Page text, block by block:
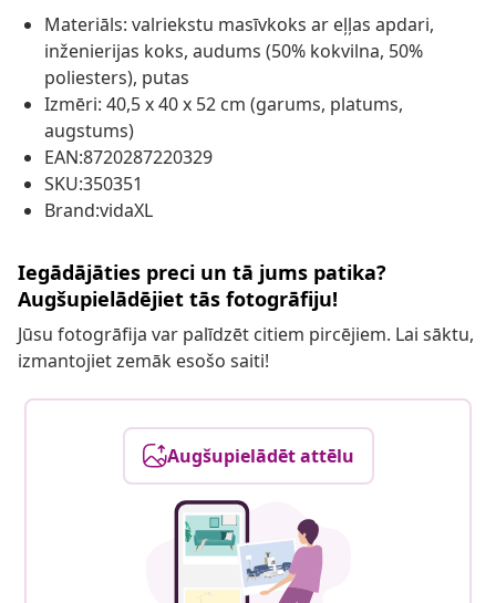
Materiāls: valriekstu masīvkoks ar eļļas apdari,
inženierijas koks, audums (50% kokvilna, 50%
poliesters), putas
Izmēri: 40,5 x 40 x 52 cm (garums, platums,
augstums)
EAN:8720287220329
SKU:350351
Brand:vidaXL
Iegādājāties preci un tā jums patika?
Augšupielādējiet tās fotogrāfiju!
Jūsu fotogrāfija var palīdzēt citiem pircējiem. Lai sāktu,
izmantojiet zemāk esošo saiti!
Augšupielādēt attēlu